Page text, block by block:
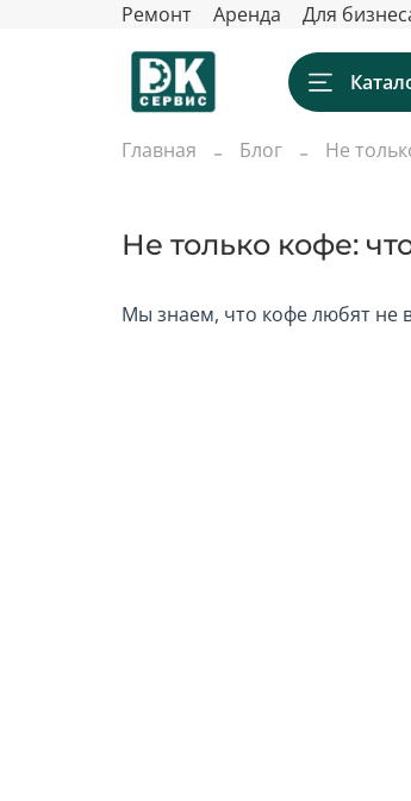
Ремонт Аренда Для
Главная Блог Не
Не только кофе:
Мы знаем, что кофе любят не